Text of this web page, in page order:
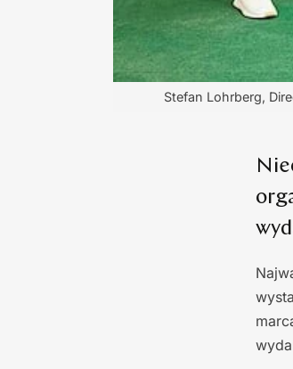
Stefan Lohrberg,